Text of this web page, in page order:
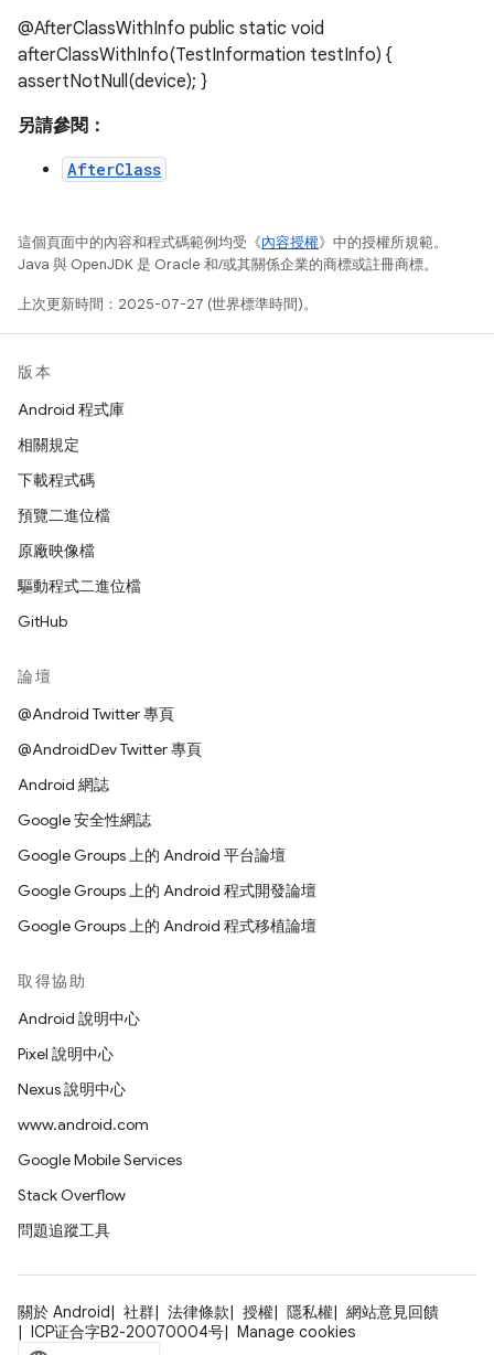
@AfterClassWithInfo public static void
afterClassWithInfo(TestInformation testInfo) {
assertNotNull(device); }
另請參閱：
AfterClass
這個頁面中的內容和程式碼範例均受《內容授權》中的授權所規範。
Java 與 OpenJDK 是 Oracle 和/或其關係企業的商標或註冊商標。
上次更新時間：2025-07-27 (世界標準時間)。
版本
Android 程式庫
相關規定
下載程式碼
預覽二進位檔
原廠映像檔
驅動程式二進位檔
GitHub
論壇
@Android Twitter 專頁
@AndroidDev Twitter 專頁
Android 網誌
Google 安全性網誌
Google Groups 上的 Android 平台論壇
Google Groups 上的 Android 程式開發論壇
Google Groups 上的 Android 程式移植論壇
取得協助
Android 說明中心
Pixel 說明中心
Nexus 說明中心
www.android.com
Google Mobile Services
Stack Overflow
問題追蹤工具
關於 Android 社群 法律條款 授權 隱私權
網站意見回饋
ICP证合字B2-20070004号
Manage cookies